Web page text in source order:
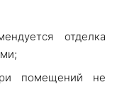
отделка
помещений не